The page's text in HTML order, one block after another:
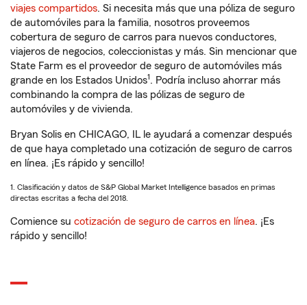
viajes compartidos. Si necesita más que una póliza de seguro
de automóviles para la familia, nosotros proveemos
cobertura de seguro de carros para nuevos conductores,
viajeros de negocios, coleccionistas y más. Sin mencionar que
State Farm es el proveedor de seguro de automóviles más
grande en los Estados Unidos1. Podría incluso ahorrar más
combinando la compra de las pólizas de seguro de
automóviles y de vivienda.
Bryan Solis en CHICAGO, IL le ayudará a comenzar después
de que haya completado una cotización de seguro de carros
en línea. ¡Es rápido y sencillo!
1. Clasificación y datos de S&P Global Market Intelligence basados en primas
directas escritas a fecha del 2018.
Comience su cotización de seguro de carros en línea. ¡Es
rápido y sencillo!